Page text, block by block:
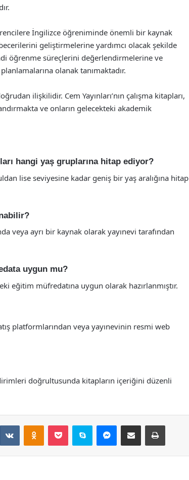
İngilizce öğreniminde önemli bir kaynak
geliştirmelerine yardımcı olacak şekilde
öğrenme süreçlerini değerlendirmelerine ve
olanak tanımaktadır.
ilişkilidir. Cem Yayınları’nın çalışma kitapları,
ve onların gelecekteki akademik
hangi yaş gruplarına hitap ediyor?
lise seviyesine kadar geniş bir yaş aralığına hitap
veya ayrı bir kaynak olarak yayınevi tarafından
uygun mu?
eğitim müfredatına uygun olarak hazırlanmıştır.
platformlarından veya yayınevinin resmi web
doğrultusunda kitapların içeriğini düzenli
VKontakteOdnoklassniki
Pocket Skype Messenger
E-Posta ile paylaş Yazdır